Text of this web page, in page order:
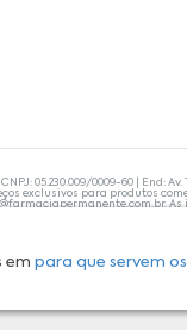
empara que servem
05.230.009/0009-60 | End:
exclusivos para produtos
. As
da área médica. Apenas o
consultado. A Farmácia
privacidade e a segurança dos
estoque.